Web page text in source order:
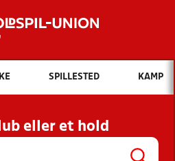
Hvad vil du søge efter?
INDHOLD OG NYHEDER
KLUBBER OG
HOLD
SPILLESTED KAMP
eller et hold